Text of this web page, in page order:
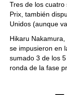
Tres de los
Prix, también
Unidos (aunque
Hikaru
se impusieron en
sumado 3 de los
ronda de la fase